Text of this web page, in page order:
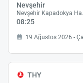
Nevşehir
08:25
19 Ağustos 2026 -
THY